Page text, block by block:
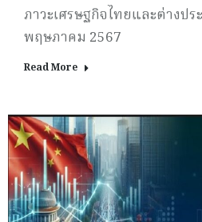
ภาวะเศรษฐกิจไทยและต่างปร
พฤษภาคม 2567
Read More